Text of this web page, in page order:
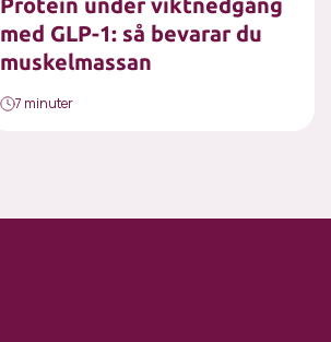
Protein under viktnedgång
med GLP-1: så bevarar du
muskelmassan
7 minuter